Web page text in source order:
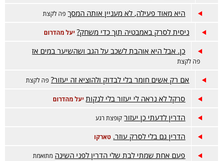
היא מאוד פעילה, לא מעניין אותה המסך פה לקצת
ניסית לסרק באמבטיה תוך כדי משחק? יעל מהדרום
כן. אבל היא אוהבת לשכב על הגב ושהשיער במים אז
פה לקצת
אם רק אשים חומר בלי לבדוק ולהוציא זה יעזור? פה לקצת
סרקל לא נראה לי יעזור בלי לנקות יעל מהדרום
הדרין לדעתי כן יעזור קופצת רגע
הדרין גם בלי לסרק עוזר. טארקו
פעם אחת שמתי לבת שלי הדרין לפני השינה מתואמת